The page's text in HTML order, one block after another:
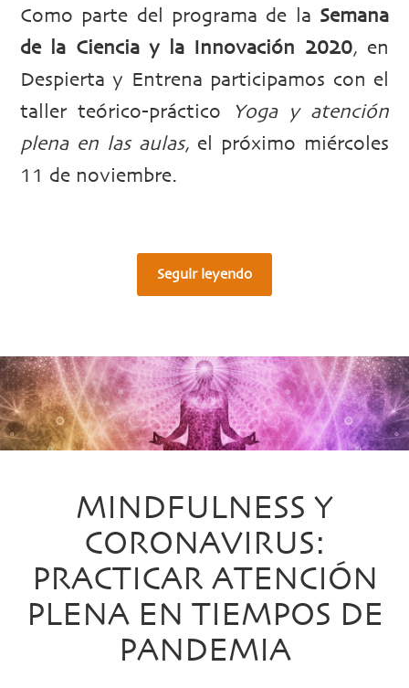
Como parte del programa de la Semana
de la Ciencia y la Innovación 2020, en
Despierta y Entrena participamos con el
taller teórico-práctico
Yoga y atención
plena en las aulas, el próximo miércoles
11 de noviembre.
Seguir leyendo
MINDFULNESS Y
CORONAVIRUS:
PRACTICAR ATENCIÓN
PLENA EN TIEMPOS DE
PANDEMIA